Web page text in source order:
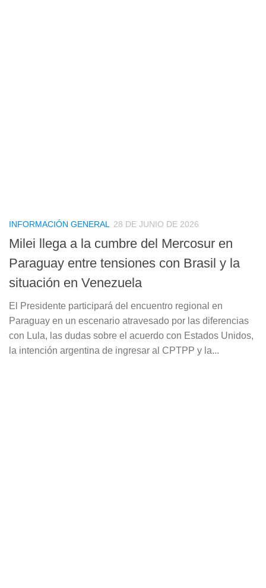
INFORMACIÓN GENERAL 28 DE JUNIO DE 2026
Milei llega a la cumbre del Mercosur en
Paraguay entre tensiones con Brasil y la
situación en Venezuela
El Presidente participará del encuentro regional en
Paraguay en un escenario atravesado por las diferencias
con Lula, las dudas sobre el acuerdo con Estados Unidos,
la intención argentina de ingresar al CPTPP y la...